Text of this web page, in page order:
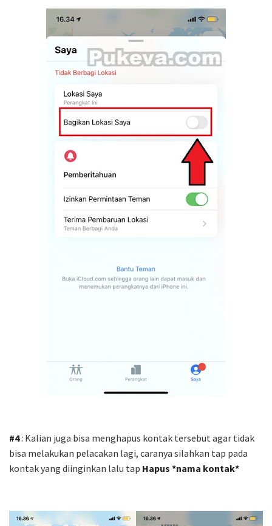
#4: Kalian juga bisa menghapus kontak tersebut agar tidak
bisa melakukan pelacakan lagi, caranya silahkan tap pada
kontak yang diinginkan lalu tap Hapus *nama kontak*